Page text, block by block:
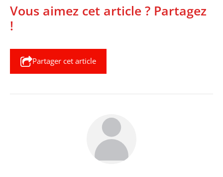
Vous aimez cet article ? Partagez
!
Partager cet article